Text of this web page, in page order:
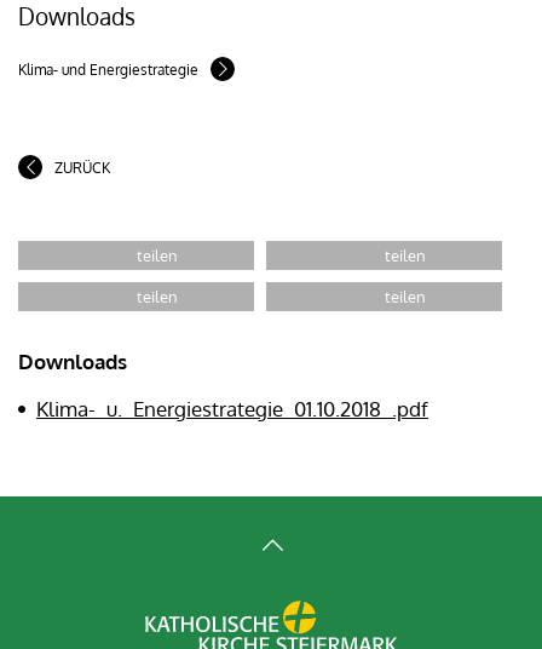
Downloads
Klima- und Energiestrategie
ZURÜCK
Downloads
Klima-_u._Energiestrategie_01.10.2018_.pdf